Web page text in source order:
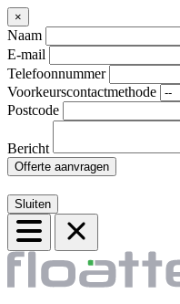
×
Naam
E-mail
Telefoonnummer
Voorkeurscontactmethode
Postcode
Bericht
Offerte aanvragen
Sluiten